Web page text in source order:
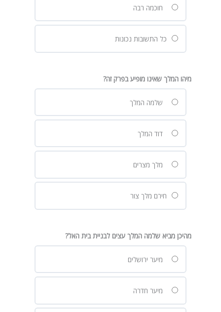
חוכמה רבה
כל התשובות נכונות
מיהו המלך שאינו מופיע בפרק זה?
שלמה המלך
דוד המלך
מלך מצרים
חירם מלך צור
מהיכן מביא שלמה המלך עצים לבניית בית האל?
מיער ירושלים
מיער חדרה